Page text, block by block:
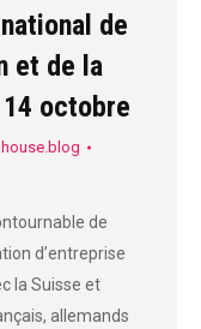
de
et de la
octobre
de
d’entreprise
la Suisse et
allemands